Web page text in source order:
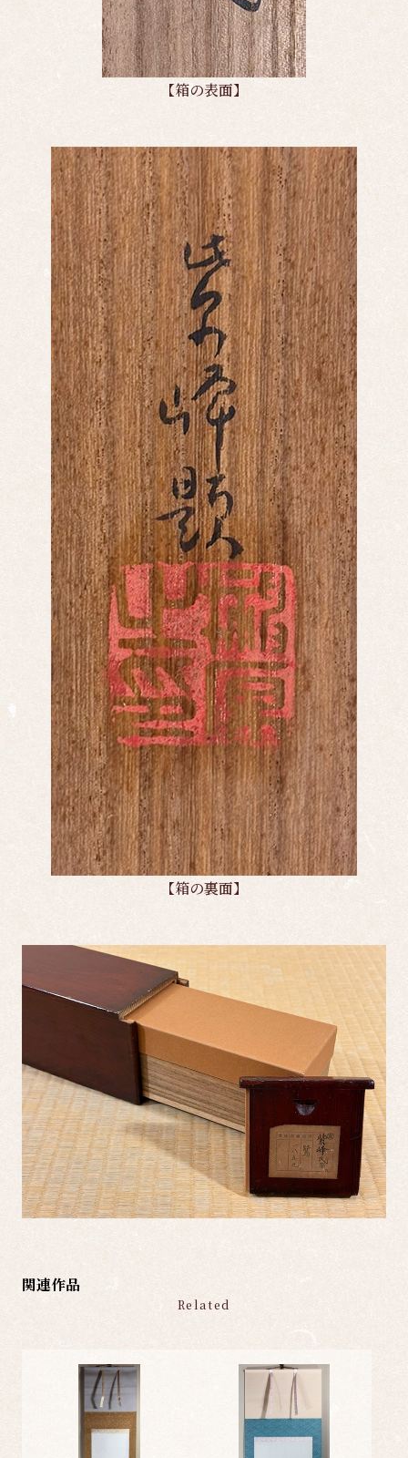
【箱の表面】
【箱の裏面】
関連作品
Related